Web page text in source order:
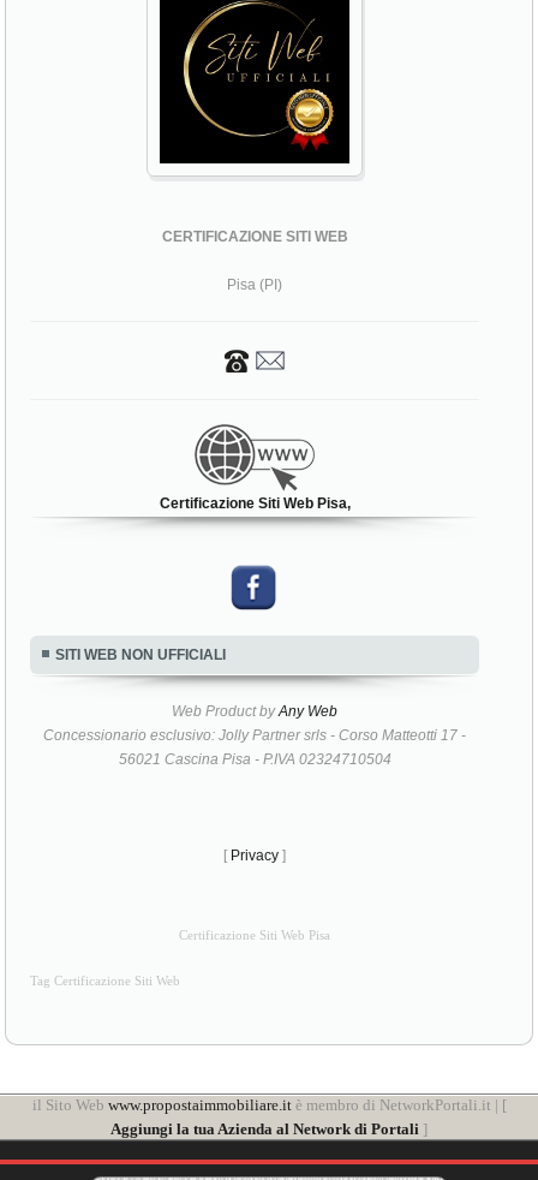
CERTIFICAZIONE SITI WEB
Pisa (PI)
Certificazione Siti Web Pisa,
SITI WEB NON UFFICIALI
Web Product byAny Web
Concessionario esclusivo: Jolly Partner srls - Corso Matteotti 17 -
56021 Cascina Pisa - P.IVA 02324710504
[ Privacy ]
Certificazione Siti Web Pisa
Tag Certificazione Siti Web
il Sito Web www.propostaimmobiliare.itè membro di NetworkPortali.it | [
Aggiungi la tua Azienda al Network di Portali ]